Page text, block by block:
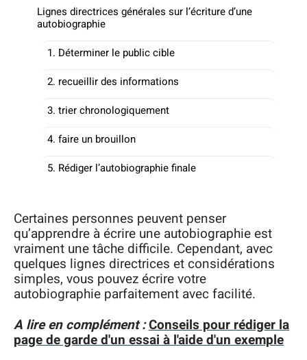
Lignes directrices générales sur l’écriture d’une
autobiographie
1. Déterminer le public cible
2. recueillir des informations
3. trier chronologiquement
4. faire un brouillon
5. Rédiger l’autobiographie finale
Certaines personnes peuvent penser
qu’apprendre à écrire une autobiographie est
vraiment une tâche difficile. Cependant, avec
quelques lignes directrices et considérations
simples, vous pouvez écrire votre
autobiographie parfaitement avec facilité.
A lire en complément :Conseils pour rédiger la
page de garde d'un essai à l'aide d'un exemple